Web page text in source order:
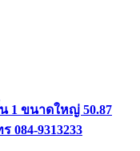
1 ขนาดใหญ่ 50.87
084-9313233